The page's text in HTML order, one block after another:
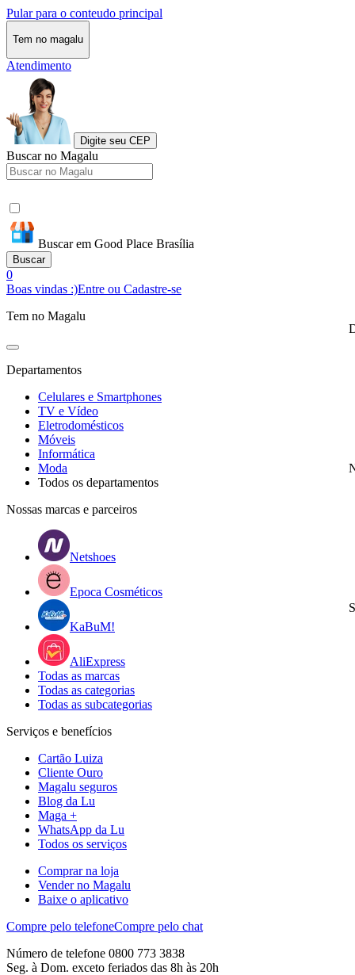
Pular para o conteudo principal
Tem no magalu
Atendimento
Digite seu CEP
Buscar no Magalu
Buscar em Good Place Brasília
Buscar
0
Boas vindas :)Entre ou Cadastre-se
Tem no Magalu
Departamentos
Celulares e Smartphones
TV e Vídeo
Eletrodomésticos
Móveis
Informática
Moda
Todos os departamentos
Nossas marcas e parceiros
Netshoes
Epoca Cosméticos
KaBuM!
AliExpress
Todas as marcas
Todas as categorias
Todas as subcategorias
Serviços e benefícios
Cartão Luiza
Cliente Ouro
Magalu seguros
Blog da Lu
Maga +
WhatsApp da Lu
Todos os serviços
Comprar na loja
Vender no Magalu
Baixe o aplicativo
Compre pelo telefoneCompre pelo chat
Número de telefone 0800 773 3838
Seg. à Dom. exceto feriados das 8h às 20h